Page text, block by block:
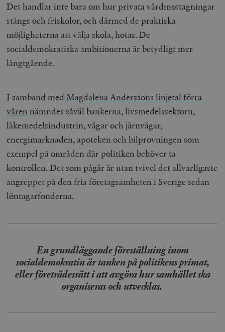
Det handlar inte bara om hur privata vårdmottagningar
stängs och friskolor, och därmed de praktiska
möjligheterna att välja skola, hotas. De
socialdemokratiska ambitionerna är betydligt mer
långtgående.
I samband medMagdalena Anderssons linjetal förra
vårennämndes såväl bankerna, livsmedelssektorn,
läkemedelsindustrin, vägar och järnvägar,
energimarknaden, apoteken och bilprovningen som
exempel på områden där politiken behöver ta
kontrollen. Det som pågår är utan tvivel det allvarligaste
angreppet på den fria företagsamheten i Sverige sedan
löntagarfonderna.
En grundläggande föreställning inom
socialdemokratin är tanken på politikens primat,
eller företrädesrätt i att avgöra hur samhället ska
organiseras och utvecklas.